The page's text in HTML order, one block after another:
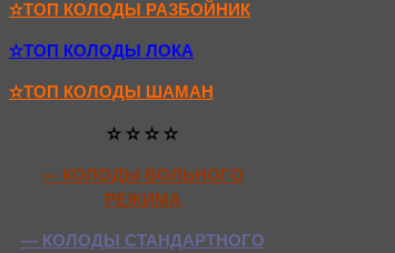
✫ТОП КОЛОДЫ РАЗБОЙНИК
✫ТОП КОЛОДЫ ЛОКА
✫ТОП КОЛОДЫ ШАМАН
✫ ✫ ✫ ✫
— КОЛОДЫ ВОЛЬНОГО
РЕЖИМА
— КОЛОДЫ СТАНДАРТНОГО